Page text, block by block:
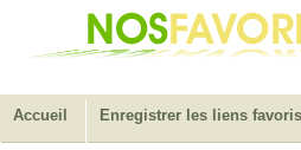
Accueil Enregistrer les liens favoris